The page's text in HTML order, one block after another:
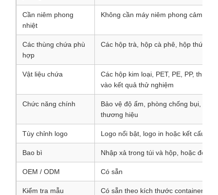
Cần niêm phong
nhiệt
Không cần máy niêm phong cảm ứng
Các thùng chứa phù
hợp
Các hộp trà, hộp cà phê, hộp thức
Vật liệu chứa
Các hộp kim loại, PET, PE, PP, thủy
vào kết quả thử nghiệm
Chức năng chính
Bảo vệ độ ẩm, phòng chống bụi,
thương hiệu
Tùy chỉnh logo Logo nổi bật, logo in hoặc kết cấu
Bao bì Nhập xả trong túi và hộp, hoặc đóng
OEM / ODM Có sẵn
Kiểm tra mẫu Có sẵn theo kích thước container